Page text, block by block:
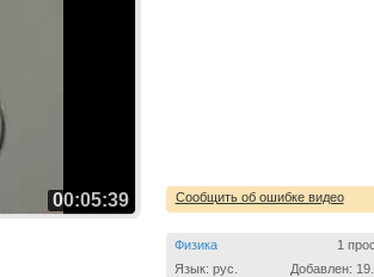
00:05:39 Сообщить об ошибке видео
Физика
1
Язык: рус.
Добавлен: